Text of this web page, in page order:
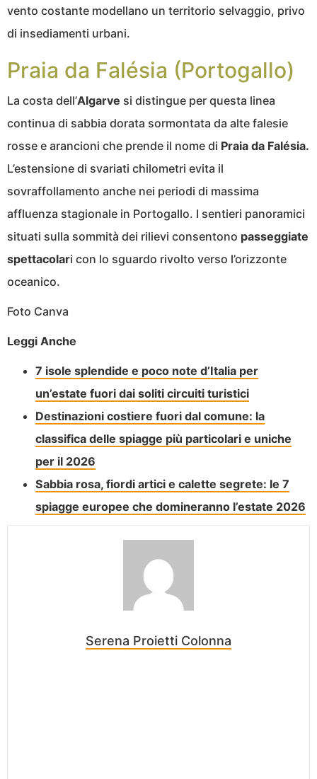
vento costante modellano un territorio selvaggio, privo
di insediamenti urbani.
Praia da Falésia (Portogallo)
La costa dell’Algarve si distingue per questa linea
continua di sabbia dorata sormontata da alte falesie
rosse e arancioni che prende il nome di Praia da Falésia.
L’estensione di svariati chilometri evita il
sovraffollamento anche nei periodi di massima
affluenza stagionale in Portogallo. I sentieri panoramici
situati sulla sommità dei rilievi consentono passeggiate
spettacolari con lo sguardo rivolto verso l’orizzonte
oceanico.
Foto Canva
Leggi Anche
7 isole splendide e poco note d’Italia per
un’estate fuori dai soliti circuiti turistici
Destinazioni costiere fuori dal comune: la
classifica delle spiagge più particolari e uniche
per il 2026
Sabbia rosa, fiordi artici e calette segrete: le 7
spiagge europee che domineranno l’estate 2026
Serena Proietti Colonna